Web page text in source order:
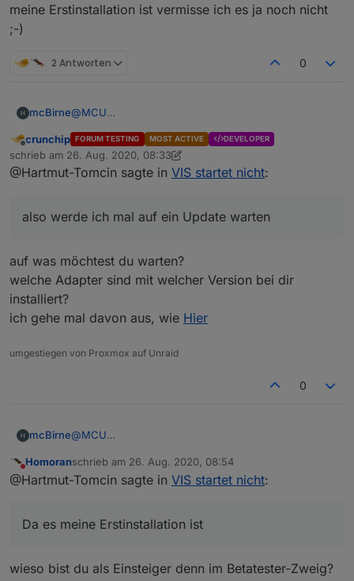
https://forum.iobroker.net/topic/36191/seit-heute-kein-
meine Erstinstallation ist vermisse ich es ja noch nicht
;-)
2 Antworten 0
mcBirne@MCU
meine Erstinstallation ist vermisse ich es ja noch nicht
;-)
Offline
crunchip FORUM TESTING MOST ACTIVE DEVELOPER
schrieb am 26. Aug. 2020, 08:33
zuletzt editiert von crunchip
@Hartmut-Tomcin sagte in VIS startet nicht:
also werde ich mal auf ein Update warten
auf was möchtest du warten?
welche Adapter sind mit welcher Version bei dir
installiert?
ich gehe mal davon aus, wie Hier
umgestiegen von Proxmox auf Unraid
0
mcBirne@MCU
meine Erstinstallation ist vermisse ich es ja noch nicht
;-)
Nicht stören
Homoranschrieb am 26. Aug. 2020, 08:54
zuletzt editiert von
@Hartmut-Tomcin sagte in VIS startet nicht:
Da es meine Erstinstallation ist
wieso bist du als Einsteiger denn im Betatester-Zweig?